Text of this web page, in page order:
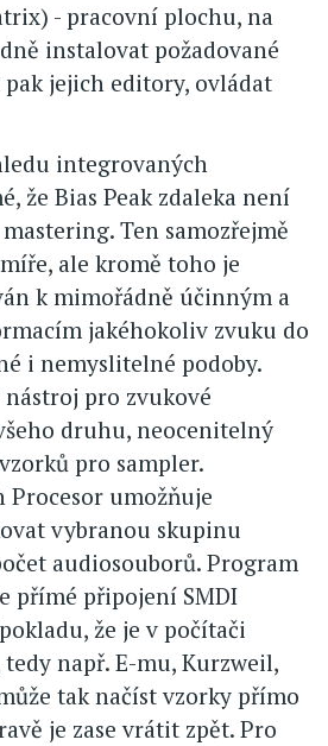
- pracovní plochu, na
instalovat požadované
jejich editory, ovládat
integrovaných
že Bias Peak zdaleka není
Ten samozřejmě
ale kromě toho je
k mimořádně účinným a
jakéhokoliv zvuku do
i nemyslitelné podoby.
pro zvukové
druhu, neocenitelný
pro sampler.
umožňuje
vybranou skupinu
audiosouborů. Program
přímé připojení SMDI
že je v počítači
tedy např. E-mu, Kurzweil,
tak načíst vzorky přímo
je zase vrátit zpět. Pro